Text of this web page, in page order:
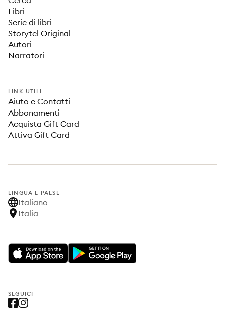
Libri
Serie di libri
Storytel Original
Autori
Narratori
LINK UTILI
Aiuto e Contatti
Abbonamenti
Acquista Gift Card
Attiva Gift Card
LINGUA E PAESE
Italiano
Italia
SEGUICI